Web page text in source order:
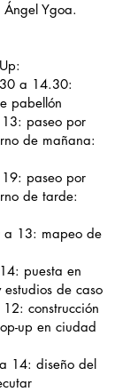
Ygoa.
a 14.30:
pabellón
paseo por
de mañana:
paseo por
de tarde:
a 13: mapeo de
puesta en
de caso
construcción
up en ciudad
14: diseño del